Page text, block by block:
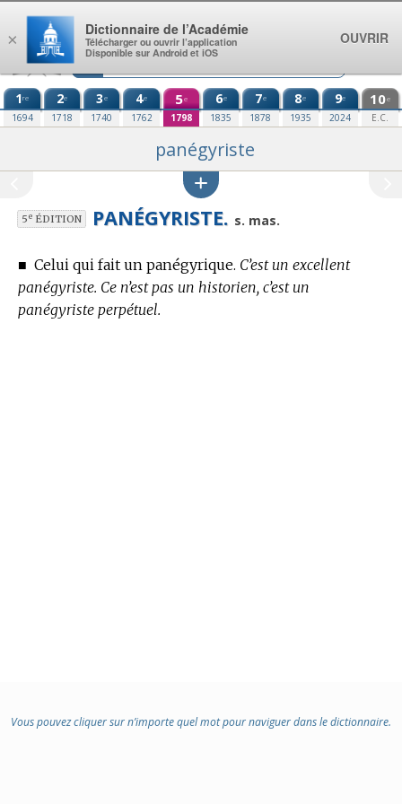
Aller au contenu
1re
1694
2e
1718
3e
1740
4e
1762
5e
1798
6e
1835
7e
1878
8e
1935
9e
2024
10e
E.C.
panégyriste
5eÉDITION PANÉGYRISTE. s. mas.
■ Celui qui fait un panégyrique. C’est un excellent
panégyriste. Ce n’est pas un historien, c’est un
panégyriste perpétuel.
Vous pouvez cliquer sur n’importe quel mot pour naviguer dans le dictionnaire.
×
Dictionnaire de l’Académie
Télécharger ou ouvrir l’application
Disponible sur Android et iOS
OUVRIR